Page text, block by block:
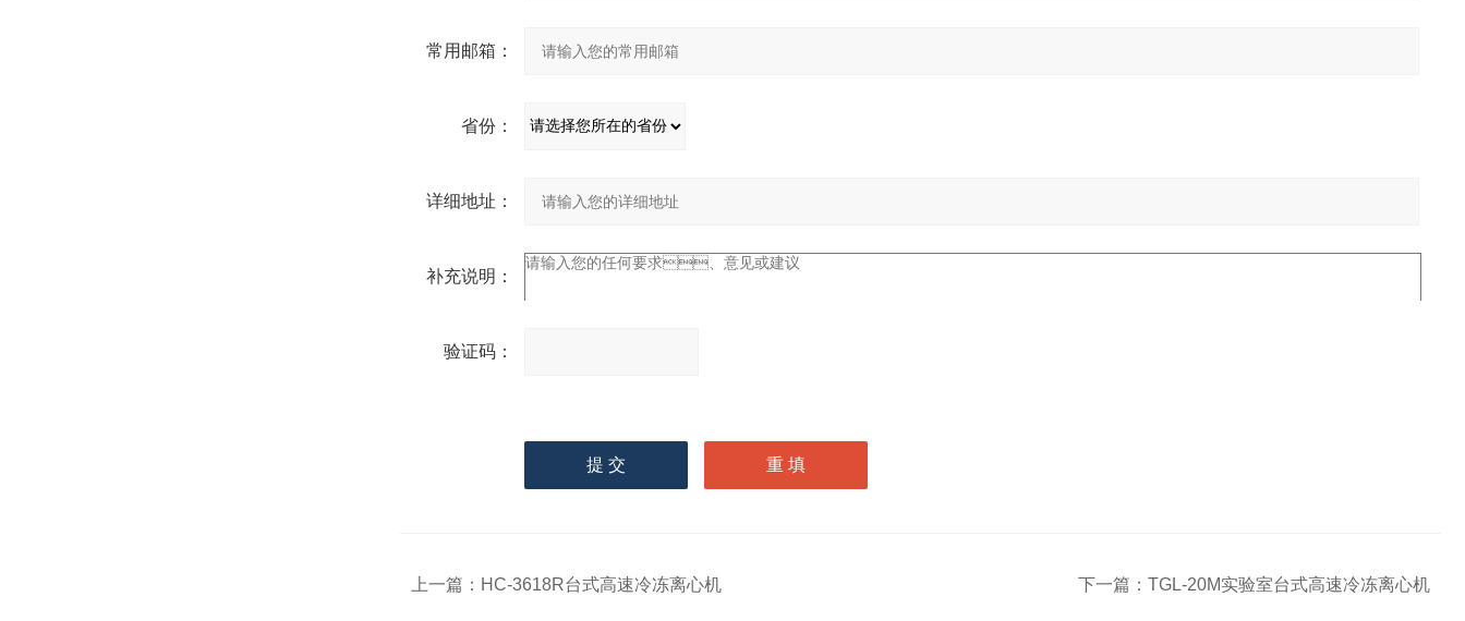
常用邮箱：
省份：
详细地址：
补充说明：
验证码：
输入计算结果（填写阿拉
上一篇： HC-3618R台式高速冷冻离心机 下一篇： TGL-20M实验室台式高速冷冻离心机